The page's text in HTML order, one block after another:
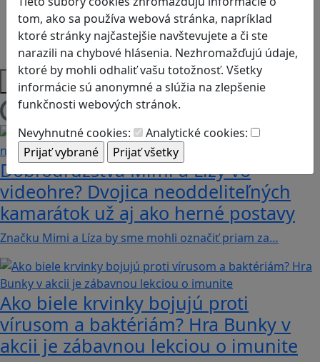
tom, ako sa používa webová stránka, napríklad
ktoré stránky najčastejšie navštevujete a či ste
narazili na chybové hlásenia. Nezhromažďujú údaje,
ktoré by mohli odhaliť vašu totožnosť. Všetky
informácie sú anonymné a slúžia na zlepšenie
funkčnosti webových stránok.
Nevyhnutné cookies:
Analytické cookies:
Sociálne zručnosti a kooperácia
Strategické myslenie
Zdravie a pohyb
Platformy
Dobrodružstvá Mimi a Lízy vo
videohre? Dvojica neoddeliteľných
kamarátok už aj ako herné postavy
Značku Mimi a Líza by sme mohli označiť priam za…
Ako biele krvinky bojujú proti
vírusom a baktériám? Hra Bunky v
akcii je zábavnou lekciou o imunite